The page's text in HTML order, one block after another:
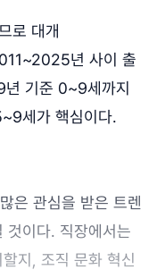
로 대개
년 사이 출
기준 0~9세까지
세가 핵심이다.
은 관심을 받은 트렌
것이다. 직장에서는
지, 조직 문화 혁신